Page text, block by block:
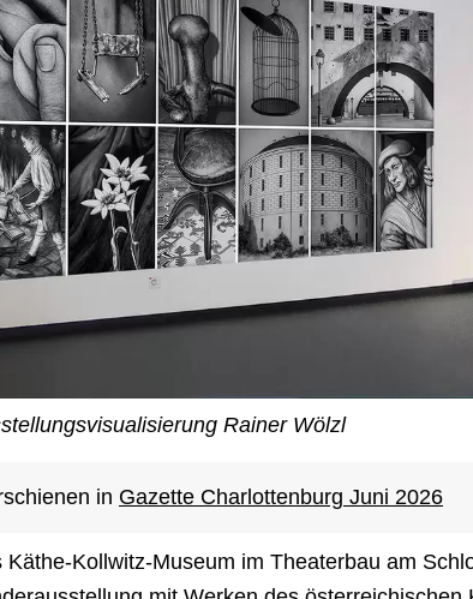
Rainer Wölzl
in Gazette Charlottenburg Juni 2026
Käthe-Kollwitz-Museum im Theaterbau am